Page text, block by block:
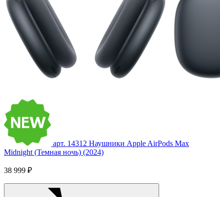
арт. 14312 Наушники Apple AirPods Max
Midnight (Темная ночь) (2024)
38 999 ₽